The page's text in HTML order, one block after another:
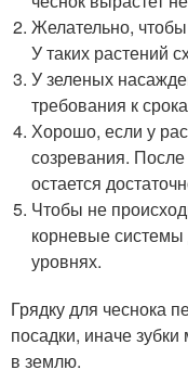
Желательно,
У таких растений
У зеленых
требования к
Хорошо, если у
созревания.
остается
Чтобы не
корневые
уровнях.
Грядку для чеснока
посадки, иначе зубки
в землю.